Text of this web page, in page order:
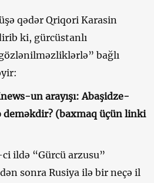
qədər Qriqori Karasin
ki, gürcüstanlı
bağlı
un arayışı: Abaşidze-
deməkdir? (baxmaq üçün linki
ildə “Gürcü arzusu”
sonra Rusiya ilə bir neçə il